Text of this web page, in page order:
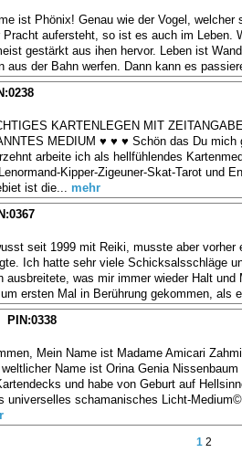
ist Phönix! Genau wie der Vogel,
Pracht aufersteht, so ist es auch im Leben.
gestärkt aus ihen hervor. Leben ist
aus der Bahn werfen. Dann kann es
KARTENLEGEN MIT
MEDIUM ♥ ♥ ♥ Schön das Du
arbeite ich als hellfühlendes
Kipper-Zigeuner-Skat-Tarot und
ist die... mehr
seit 1999 mit Reiki, musste aber
Ich hatte sehr viele Schicksalsschläge
ausbreitete, was mir immer wieder Halt
ersten Mal in Berührung gekommen, als
PIN:0338
Mein Name ist Madame Amicari
Name ist Orina Genia
und habe von Geburt auf
universelles schamanisches Licht-
1 2